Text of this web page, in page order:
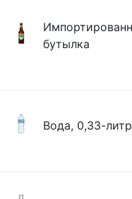
бутылка
Вода, 0,33-